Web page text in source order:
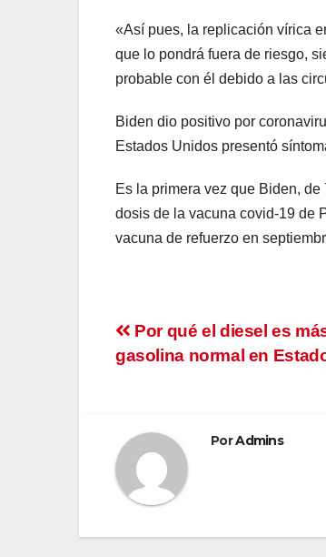
«Así pues, la replicación vírica
que lo pondrá fuera de riesgo,
probable con él debido a las
Biden dio positivo por
Estados Unidos presentó
Es la primera vez que Biden,
dosis de la vacuna covid-19 de
vacuna de refuerzo en
Navegación
de
Por qué el diesel es
gasolina normal en
PorAdmins